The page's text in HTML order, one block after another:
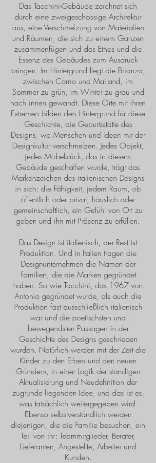
Das Tacchini-Gebäude zeichnet sich
durch eine zweigeschossige Architektur
aus, eine Verschmelzung von Materialien
und Räumen, die sich zu einem Ganzen
zusammenfügen und das Ethos und die
Essenz des Gebäudes zum Ausdruck
bringen. Im Hintergrund liegt die Brianza,
zwischen Como und Mailand, im
Sommer zu grün, im Winter zu grau und
nach innen gewandt. Diese Orte mit ihren
Extremen bilden den Hintergrund für diese
Geschichte, die Geburtsstätte des
Designs, wo Menschen und Ideen mit der
Designkultur verschmelzen. Jedes Objekt,
jedes Möbelstück, das in diesem
Gebäude geschaffen wurde, trägt das
Markenzeichen des italienischen Designs
in sich: die Fähigkeit, jedem Raum, ob
öffentlich oder privat, häuslich oder
gemeinschaftlich, ein Gefühl von Ort zu
geben und ihn mit Präsenz zu erfüllen.
Das Design ist italienisch, der Rest ist
Produktion. Und in Italien tragen die
Designunternehmen die Namen der
Familien, die die Marken gegründet
haben. So wie Tacchini, das 1967 von
Antonio gegründet wurde, als auch die
Produktion fast ausschließlich italienisch
war und die poetischsten und
bewegendsten Passagen in der
Geschichte des Designs geschrieben
wurden. Natürlich werden mit der Zeit die
Kinder zu den Erben und den neuen
Gründern, in einer Logik der ständigen
Aktualisierung und Neudefinition der
zugrunde liegenden Idee, und das ist es,
was tatsächlich weitergegeben wird.
Ebenso selbstverständlich werden
diejenigen, die die Familie besuchen, ein
Teil von ihr: Teammitglieder, Berater,
Lieferanten, Angestellte, Arbeiter und
Kunden.